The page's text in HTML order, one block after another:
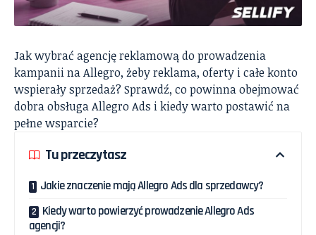
Jak wybrać agencję reklamową do prowadzenia
kampanii na Allegro, żeby reklama, oferty i całe konto
wspierały sprzedaż? Sprawdź, co powinna obejmować
dobra obsługa Allegro Ads i kiedy warto postawić na
pełne wsparcie?
Tu przeczytasz
Jakie znaczenie mają Allegro Ads dla sprzedawcy?
Kiedy warto powierzyć prowadzenie Allegro Ads
agencji?